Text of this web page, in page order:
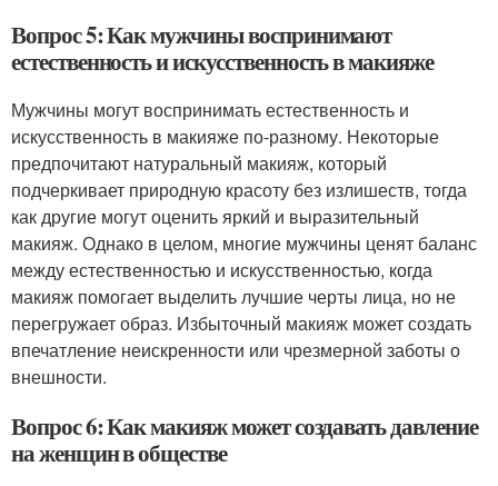
Вопрос 5: Как мужчины воспринимают
естественность и искусственность в макияже
Мужчины могут воспринимать естественность и
искусственность в макияже по-разному. Некоторые
предпочитают натуральный макияж, который
подчеркивает природную красоту без излишеств, тогда
как другие могут оценить яркий и выразительный
макияж. Однако в целом, многие мужчины ценят баланс
между естественностью и искусственностью, когда
макияж помогает выделить лучшие черты лица, но не
перегружает образ. Избыточный макияж может создать
впечатление неискренности или чрезмерной заботы о
внешности.
Вопрос 6: Как макияж может создавать давление
на женщин в обществе